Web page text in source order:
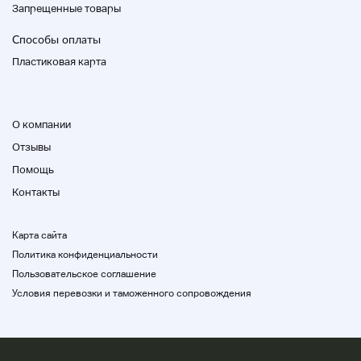
Заметки
Запрещенные товары
Способы оплаты
Пластиковая карта
О компании
Отзывы
Помощь
Контакты
Карта сайта
Политика конфиденциальности
Пользовательское соглашение
Условия перевозки и таможенного сопровождения